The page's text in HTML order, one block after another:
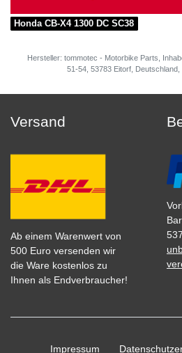
Honda CB-X4 1300 DC SC38
Hersteller: tommotec - Motorbike Parts,
51-54, 53783 Eitorf,
Versand
Ab einem Warenwert von
500 Euro versenden wir
die Ware kostenlos zu
Ihnen als Endverbraucher!
Impressum